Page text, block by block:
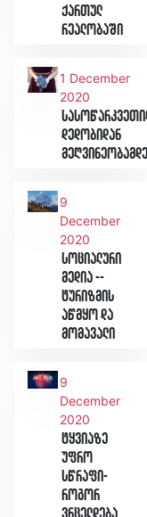
ქართულ
რეალობაში
1 December
2020
დედობიდან
9
December
2020
სოციალური
მედია --
ტურიზმის
აწმყო და
მომავალი
9
December
2020
ტყვიაზე
უფრო
სწრაფი-
როგორ